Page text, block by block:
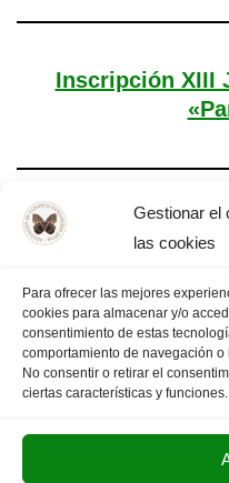
Gestionar el
las cookies
Para ofrecer las mejores
cookies para almacenar y/o
consentimiento de estas
comportamiento de navegación
No consentir o retirar el
ciertas características y funciones.
Inscripción XIII
Tema XII
1 2 3